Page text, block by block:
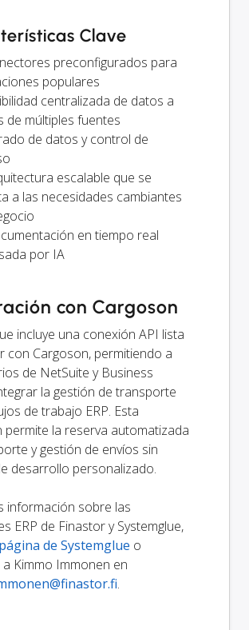
Clave
preconfigurados para
populares
centralizada de datos a
de múltiples fuentes
de datos y control de
escalable que se
a las necesidades cambiantes
en tiempo real
por IA
con Cargoson
incluye una conexión API lista
con Cargoson, permitiendo a
de NetSuite y Business
la gestión de transporte
de trabajo ERP. Esta
permite la reserva automatizada
y gestión de envíos sin
desarrollo personalizado.
información sobre las
ERP de Finastor y Systemglue,
de Systemglue o
Kimmo Immonen en
.